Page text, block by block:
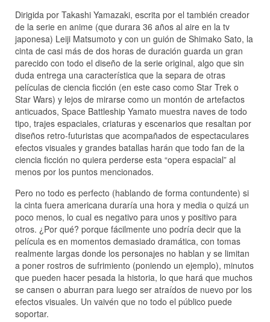
Dirigida por Takashi Yamazaki, escrita por el también creador
de la serie en anime (que durara 36 años al aire en la tv
japonesa) Leiji Matsumoto y con un guión de Shimako Sato, la
cinta de casi más de dos horas de duración guarda un gran
parecido con todo el diseño de la serie original, algo que sin
duda entrega una característica que la separa de otras
películas de ciencia ficción (en este caso como Star Trek o
Star Wars) y lejos de mirarse como un montón de artefactos
anticuados, Space Battleship Yamato muestra naves de todo
tipo, trajes espaciales, criaturas y escenarios que resaltan por
diseños retro-futuristas que acompañados de espectaculares
efectos visuales y grandes batallas harán que todo fan de la
ciencia ficción no quiera perderse esta “opera espacial” al
menos por los puntos mencionados.
Pero no todo es perfecto (hablando de forma contundente) si
la cinta fuera americana duraría una hora y media o quizá un
poco menos, lo cual es negativo para unos y positivo para
otros. ¿Por qué? porque fácilmente uno podría decir que la
película es en momentos demasiado dramática, con tomas
realmente largas donde los personajes no hablan y se limitan
a poner rostros de sufrimiento (poniendo un ejemplo), minutos
que pueden hacer pesada la historia, lo que hará que muchos
se cansen o aburran para luego ser atraídos de nuevo por los
efectos visuales. Un vaivén que no todo el público puede
soportar.